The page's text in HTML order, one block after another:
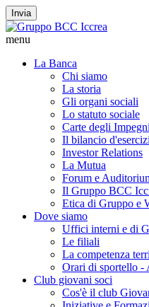
Invia
menu
La Banca
Chi siamo
La storia
Gli organi sociali
Lo statuto sociale
Carte degli Impegni
Il bilancio
Investor Relations
La Mutua
Forum e
Il Gruppo BCC
Etica di Gruppo e
Dove siamo
Uffici interni e di
Le filiali
La competenza
Orari di sportello -
Club giovani soci
Cos'è il club